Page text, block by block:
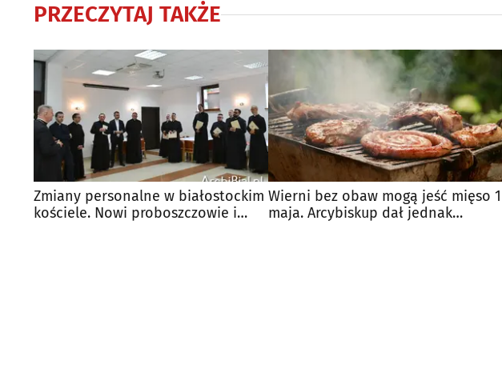
PRZECZYTAJ TAKŻE
Zmiany personalne w białostockim
kościele. Nowi proboszczowie i
Wierni bez obaw mogą jeść mięso 1
maja. Arcybiskup dał jednak